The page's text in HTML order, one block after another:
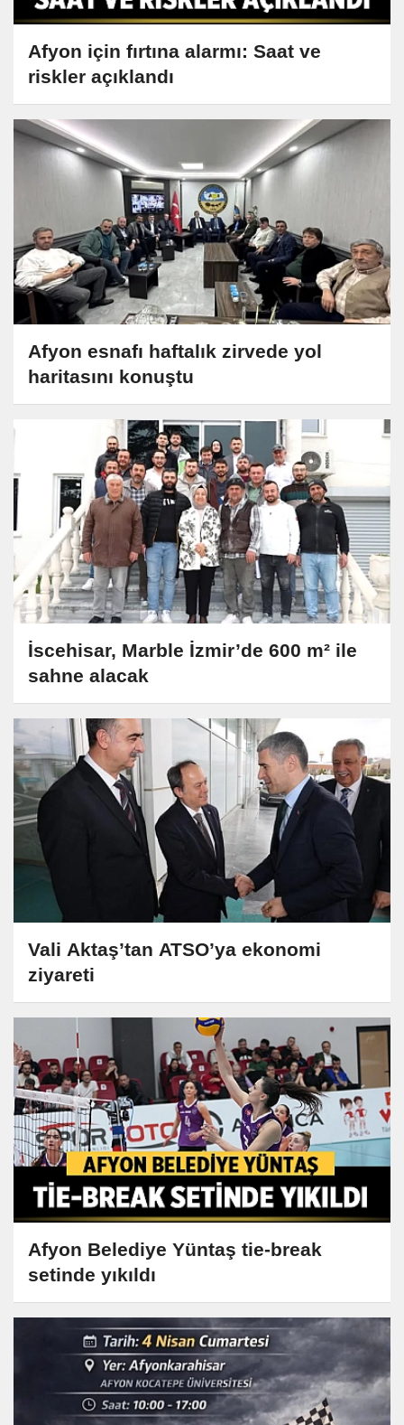
Afyon için fırtına alarmı: Saat ve
riskler açıklandı
Afyon esnafı haftalık zirvede yol
haritasını konuştu
İscehisar, Marble İzmir’de 600 m² ile
sahne alacak
Vali Aktaş’tan ATSO’ya ekonomi
ziyareti
Afyon Belediye Yüntaş tie-break
setinde yıkıldı